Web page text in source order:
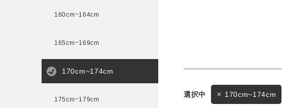
160cm~164cm
165cm~169cm
170cm~174cm
175cm~179cm
170cm~174cm